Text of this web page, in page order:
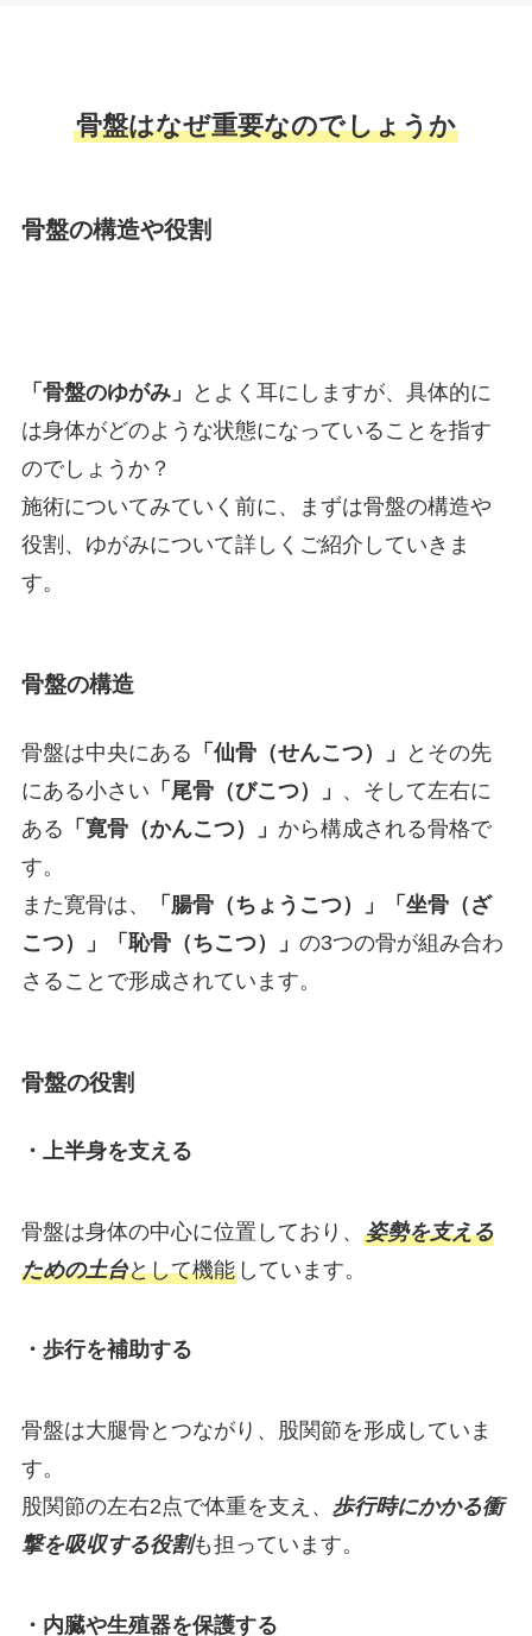
骨盤はなぜ重要なのでしょうか
骨盤の構造や役割
「骨盤のゆがみ」
とよく耳にしますが、具体的に
は身体がどのような状態になっていることを指す
のでしょうか？
施術についてみていく前に、まずは骨盤の構造や
役割、ゆがみについて詳しくご紹介していきま
す。
骨盤の構造
骨盤は中央にある 「仙骨（せんこつ）」
とその先
にある小さい 「尾骨（びこつ）」 、そして左右に
ある 「寛骨（かんこつ）」 から構成される骨格で
す。
また寛骨は、
「腸骨（ちょうこつ）」「坐骨（ざ
こつ）」「恥骨（ちこつ）」 の3つの骨が組み合わ
さることで形成されています。
骨盤の役割
・上半身を支える
骨盤は身体の中心に位置しており、 姿勢を支える
ための土台として機能しています。
・歩行を補助する
骨盤は大腿骨とつながり、股関節を形成していま
す。
股関節の左右2点で体重を支え、 歩行時にかかる衝
撃を吸収する役割も担っています。
・内臓や生殖器を保護する